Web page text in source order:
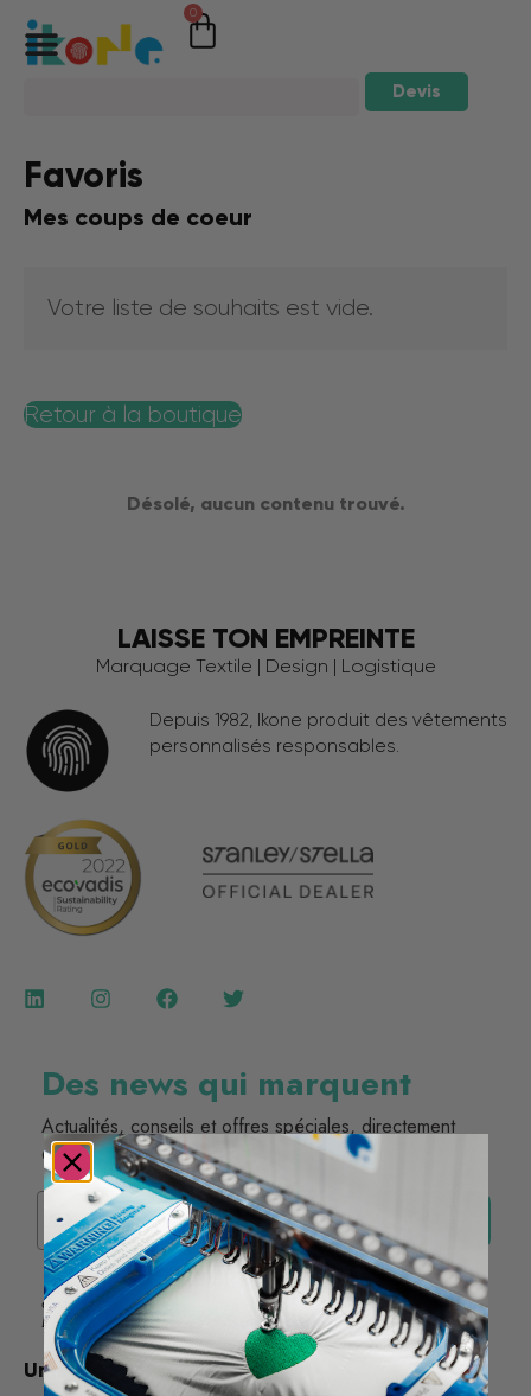
0
Devis
Favoris
Mes coups de coeur
Votre liste de souhaits est vide.
Retour à la boutique
Désolé, aucun contenu trouvé.
LAISSE TON EMPREINTE
Marquage Textile | Design | Logistique
Depuis 1982, Ikone produit des vêtements
personnalisés responsables.
Des news qui marquent
Actualités, conseils et offres spéciales, directement
dans votre boîte mail.
* En vous inscrivant, vous acceptez de recevoir nos communications par
email.
Désinscription possible à tout moment.
Univers & Métiers